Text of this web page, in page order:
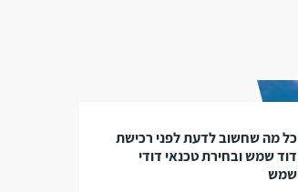
כל מה שחשוב לדעת לפני רכישת
דוד שמש ובחירת טכנאי דודי
שמש